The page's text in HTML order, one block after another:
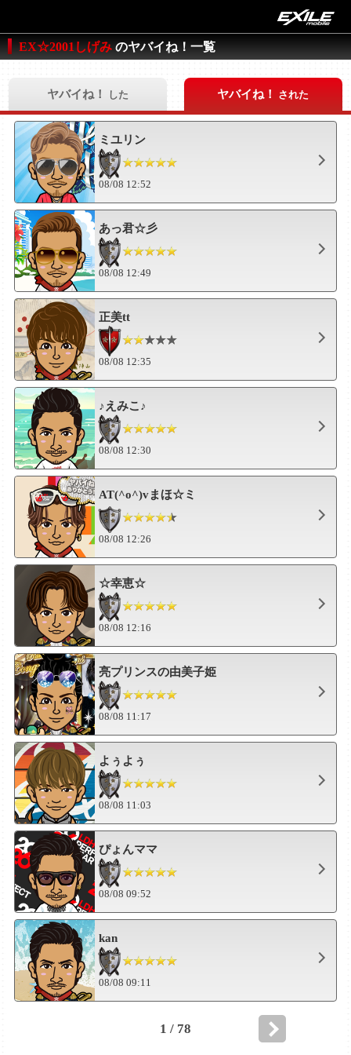
EX☆2001しげみ のヤバイね！一覧
ヤバイね！ した ヤバイね！ された
ミユリン
08/08 12:52
あっ君☆彡
08/08 12:49
正美tt
08/08 12:35
♪えみこ♪
08/08 12:30
AT(^o^)vまほ☆ミ
08/08 12:26
☆幸恵☆
08/08 12:16
亮プリンスの由美子姫
08/08 11:17
よぅよぅ
08/08 11:03
ぴょんママ
08/08 09:52
kan
08/08 09:11
1 / 78